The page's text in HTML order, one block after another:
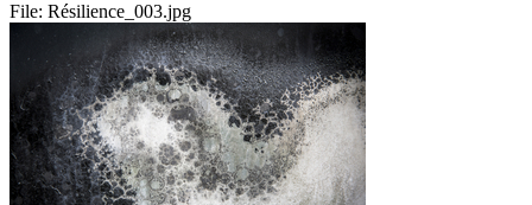
File: Résilience_003.jpg